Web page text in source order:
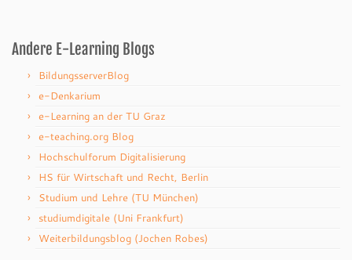
Andere E-Learning Blogs
BildungsserverBlog
e-Denkarium
e-Learning an der TU Graz
e-teaching.org Blog
Hochschulforum Digitalisierung
HS für Wirtschaft und Recht, Berlin
Studium und Lehre (TU München)
studiumdigitale (Uni Frankfurt)
Weiterbildungsblog (Jochen Robes)